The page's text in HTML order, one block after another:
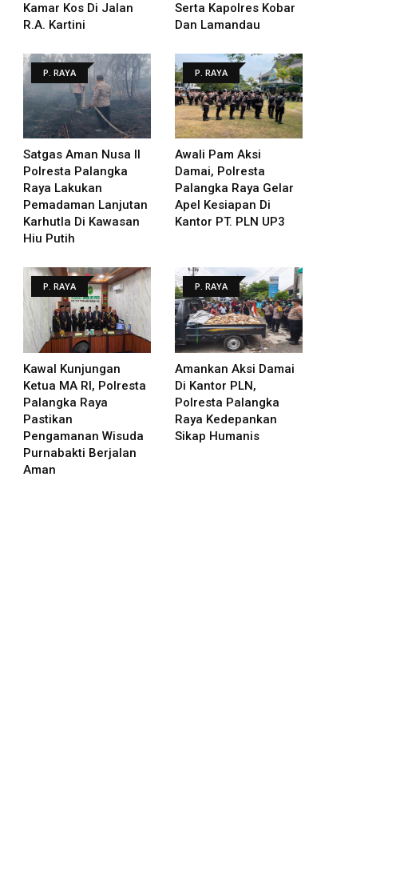
Kamar Kos Di Jalan
R.A. Kartini
Serta Kapolres Kobar
Dan Lamandau
P. RAYA
Satgas Aman Nusa II
Polresta Palangka
Raya Lakukan
Pemadaman Lanjutan
Karhutla Di Kawasan
Hiu Putih
P. RAYA
Awali Pam Aksi
Damai, Polresta
Palangka Raya Gelar
Apel Kesiapan Di
Kantor PT. PLN UP3
P. RAYA
Kawal Kunjungan
Ketua MA RI, Polresta
Palangka Raya
Pastikan
Pengamanan Wisuda
Purnabakti Berjalan
Aman
P. RAYA
Amankan Aksi Damai
Di Kantor PLN,
Polresta Palangka
Raya Kedepankan
Sikap Humanis